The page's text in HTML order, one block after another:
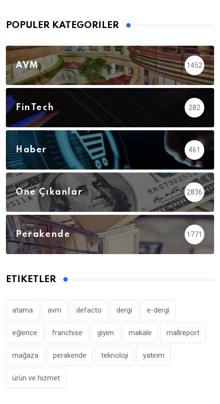
POPÜLER KATEGORILER
AVM 1452
FinTech 282
Haber 461
Öne Çıkanlar 2836
Perakende 1771
ETIKETLER
atama avm defacto dergi e-dergi
eğlence franchise giyim makale mallreport
mağaza perakende teknoloji yatırım
ürün ve hizmet